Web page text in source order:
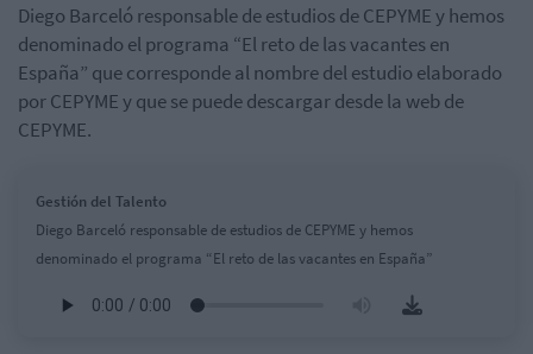
Diego Barceló responsable de estudios de CEPYME y hemos
denominado el programa “El reto de las vacantes en
España” que corresponde al nombre del estudio elaborado
por CEPYME y que se puede descargar desde la web de
CEPYME.
Gestión del Talento
Diego Barceló responsable de estudios de CEPYME y hemos
denominado el programa “El reto de las vacantes en España”